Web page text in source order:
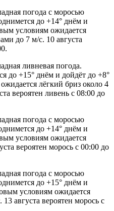
погода с моросью
до +14° днём и
условиям ожидается
до 7 м/с. 10 августа
ливневая погода.
до +15° днём и дойдёт до +8°
лёгкий бриз около 4
вероятен ливень с 08:00 до
погода с моросью
до +14° днём и
условиям ожидается
вероятен морось с 00:00 до
погода с моросью
до +15° днём и
условиям ожидается
августа вероятен морось с